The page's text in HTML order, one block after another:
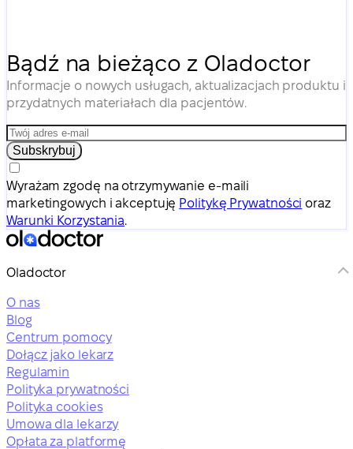
Bądź na bieżąco z Oladoctor
Informacje o nowych usługach, aktualizacjach produktu i
przydatnych materiałach dla pacjentów.
Subskrybuj
Wyrażam zgodę na otrzymywanie e-maili
marketingowych i akceptuję Politykę Prywatności oraz
Warunki Korzystania.
Oladoctor
O nas
Blog
Centrum pomocy
Dołącz jako lekarz
Regulamin
Polityka prywatności
Polityka cookies
Umowa dla lekarzy
Opłata za platformę